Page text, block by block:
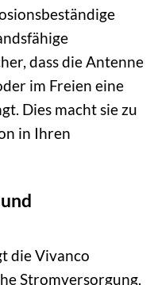
dass die Antenne
im Freien eine
Dies macht sie zu
in Ihren
die Vivanco
Stromversorgung.